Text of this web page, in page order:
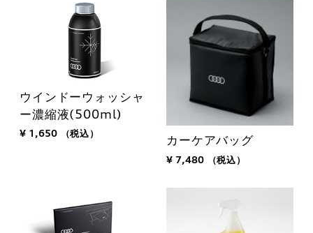
ウインドーウォッシャ
ー濃縮液(500ml)
¥ 1,650 （税込） カーケアバッグ
¥ 7,480 （税込）